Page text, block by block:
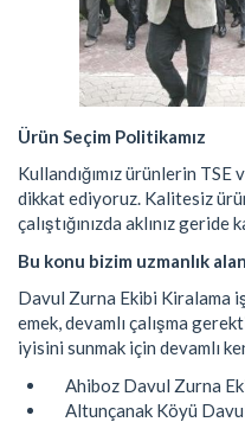
Ürün Seçim Politikamız
Kullandığımız ürünlerin
dikkat ediyoruz. Kalitesiz
çalıştığınızda aklınız geride
Bu konu bizim uzmanlık
Davul Zurna Ekibi Kiralama
emek, devamlı çalışma
iyisini sunmak için devamlı
Ahiboz Davul Zurna
Altunçanak Köyü